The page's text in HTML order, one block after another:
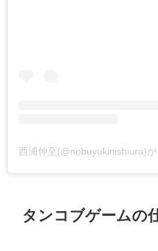
西浦伸至(@nobuyukinishiura)
タンコブゲームの